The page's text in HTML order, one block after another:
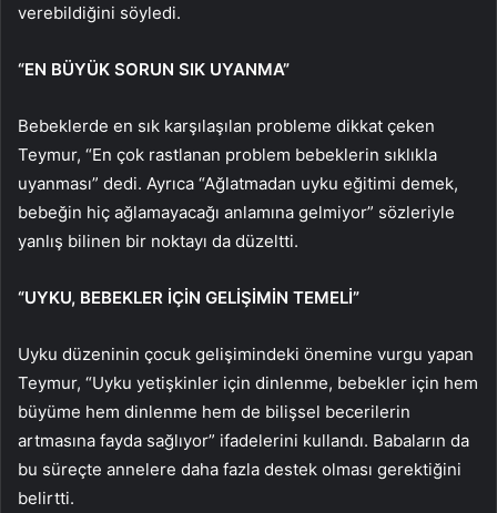
verebildiğini söyledi.
“EN BÜYÜK SORUN SIK UYANMA”
Bebeklerde en sık karşılaşılan probleme dikkat çeken
Teymur, “En çok rastlanan problem bebeklerin sıklıkla
uyanması” dedi. Ayrıca “Ağlatmadan uyku eğitimi demek,
bebeğin hiç ağlamayacağı anlamına gelmiyor” sözleriyle
yanlış bilinen bir noktayı da düzeltti.
“UYKU, BEBEKLER İÇİN GELİŞİMİN TEMELİ”
Uyku düzeninin çocuk gelişimindeki önemine vurgu yapan
Teymur, “Uyku yetişkinler için dinlenme, bebekler için hem
büyüme hem dinlenme hem de bilişsel becerilerin
artmasına fayda sağlıyor” ifadelerini kullandı. Babaların da
bu süreçte annelere daha fazla destek olması gerektiğini
belirtti.